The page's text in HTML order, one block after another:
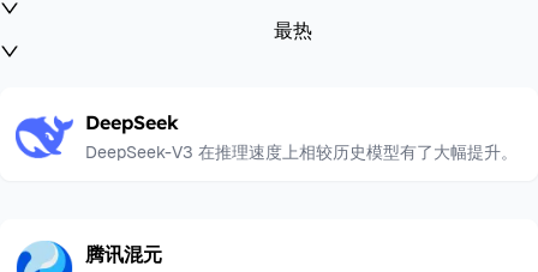
最热
DeepSeek
DeepSeek-V3 在推理速度上相较历史模型有了大幅提升。
腾讯混元